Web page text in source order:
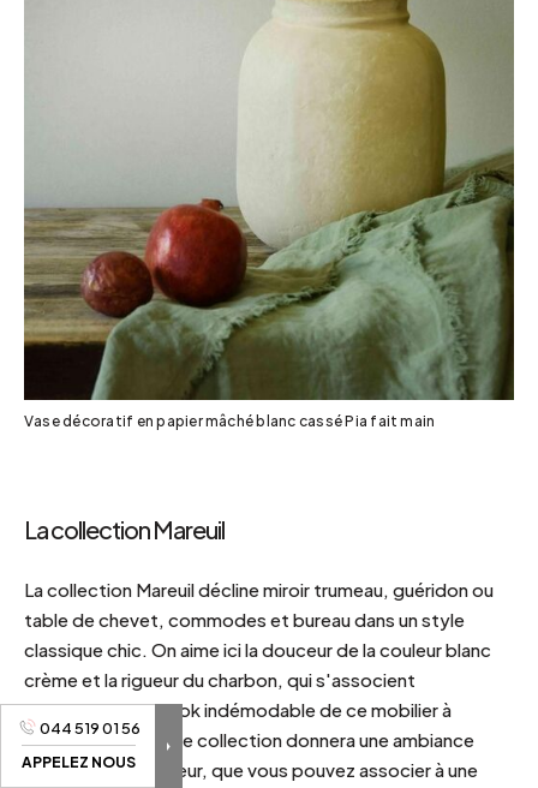
044 519 01 56
APPELEZ NOUS
Vase décoratif en papier mâché blanc cassé Pia fait main
La collection Mareuil
La collection Mareuil décline miroir trumeau, guéridon ou
table de chevet, commodes et bureau dans un style
classique chic. On aime ici la douceur de la couleur blanc
crème et la rigueur du charbon, qui s'associent
parfaitement au look indémodable de ce mobilier à
l'esprit chiné. Cette collection donnera une ambiance
rétro à votre intérieur, que vous pouvez associer à une